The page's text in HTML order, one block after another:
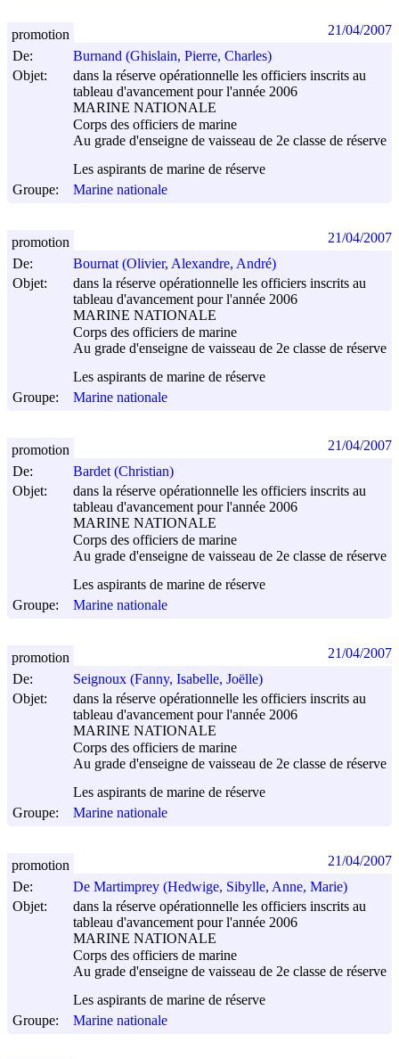
De:
Burnand (Ghislain, Pierre, Charles)
Objet:
dans la réserve opérationnelle les officiers inscrits au
tableau d'avancement pour l'année 2006
MARINE NATIONALE
Corps des officiers de marine
Au grade d'enseigne de vaisseau de 2e classe de réserve
Les aspirants de marine de réserve
Groupe:
Marine nationale
promotion 21/04/2007
De:
Bournat (Olivier, Alexandre, André)
Objet:
dans la réserve opérationnelle les officiers inscrits au
tableau d'avancement pour l'année 2006
MARINE NATIONALE
Corps des officiers de marine
Au grade d'enseigne de vaisseau de 2e classe de réserve
Les aspirants de marine de réserve
Groupe:
Marine nationale
promotion 21/04/2007
De:
Bardet (Christian)
Objet:
dans la réserve opérationnelle les officiers inscrits au
tableau d'avancement pour l'année 2006
MARINE NATIONALE
Corps des officiers de marine
Au grade d'enseigne de vaisseau de 2e classe de réserve
Les aspirants de marine de réserve
Groupe:
Marine nationale
promotion 21/04/2007
De:
Seignoux (Fanny, Isabelle, Joëlle)
Objet:
dans la réserve opérationnelle les officiers inscrits au
tableau d'avancement pour l'année 2006
MARINE NATIONALE
Corps des officiers de marine
Au grade d'enseigne de vaisseau de 2e classe de réserve
Les aspirants de marine de réserve
Groupe:
Marine nationale
promotion 21/04/2007
De:
De Martimprey (Hedwige, Sibylle, Anne, Marie)
Objet:
dans la réserve opérationnelle les officiers inscrits au
tableau d'avancement pour l'année 2006
MARINE NATIONALE
Corps des officiers de marine
Au grade d'enseigne de vaisseau de 2e classe de réserve
Les aspirants de marine de réserve
Groupe:
Marine nationale
promotion 21/04/2007